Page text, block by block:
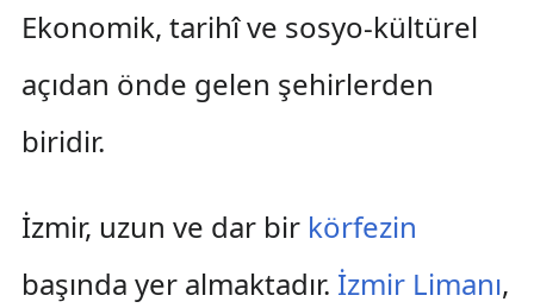
Ekonomik, tarihî ve sosyo-kültürel
açıdan önde gelen şehirlerden
biridir.
İzmir, uzun ve dar bir körfezin
başında yer almaktadır. İzmir Limanı,